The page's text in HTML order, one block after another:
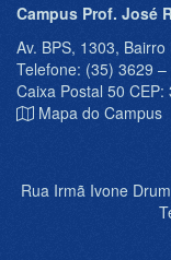
Campus Prof. José
Av. BPS, 1303,
Telefone: (35) 3629
Caixa Postal 50 CEP:
Mapa do Campus
Rua Irmã Ivone